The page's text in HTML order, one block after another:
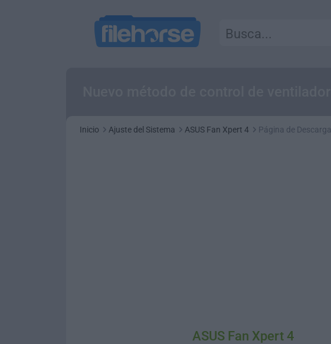
Inicio Ajuste del Sistema ASUS Fan Xpert 4 Página de Descarga
ASUS Fan Xpert 4